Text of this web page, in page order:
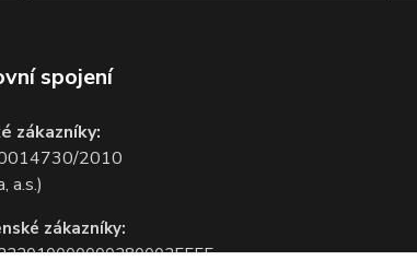
spojení
zákazníky:
2010
a.s.)
zákazníky: